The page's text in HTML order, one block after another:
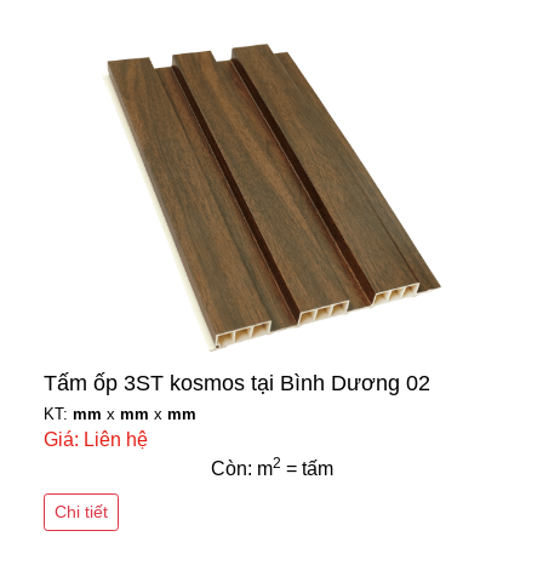
Tấm ốp 3ST kosmos tại Bình Dương 02
KT: mm x mm x mm
Giá: Liên hệ
Còn: m2 = tấm
Chi tiết